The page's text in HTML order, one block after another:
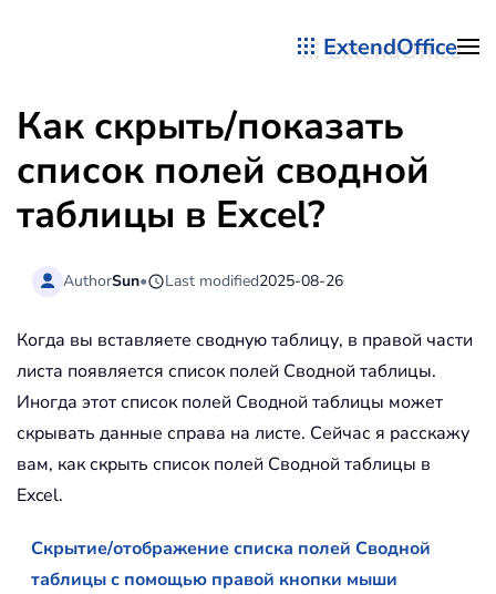
ExtendOffice
Как скрыть/показать
список полей сводной
таблицы в Excel?
AuthorSun• Last modified2025-08-26
Когда вы вставляете сводную таблицу, в правой части
листа появляется список полей Сводной таблицы.
Иногда этот список полей Сводной таблицы может
скрывать данные справа на листе. Сейчас я расскажу
вам, как скрыть список полей Сводной таблицы в
Excel.
Скрытие/отображение списка полей Сводной
таблицы с помощью правой кнопки мыши